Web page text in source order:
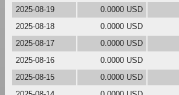
2025-08-19
0.0000 USD
2025-08-18
0.0000 USD
2025-08-17
0.0000 USD
2025-08-16
0.0000 USD
2025-08-15
0.0000 USD